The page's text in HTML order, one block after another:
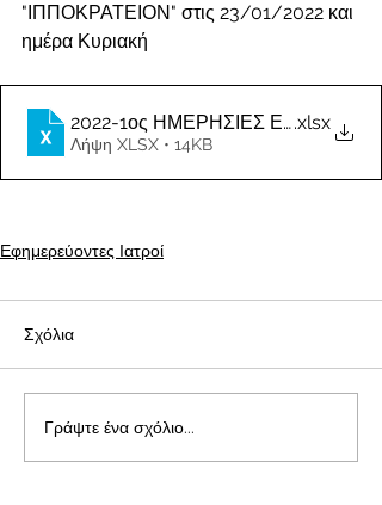
"ΙΠΠΟΚΡΑΤΕΙΟΝ" στις 23/01/2022 και
ημέρα Κυριακή
2022-1ος ΗΜΕΡΗΣΙΕΣ ΕΦΗΜΕΡΙΕΣ
.xlsx
Λήψη XLSX • 14KB
Εφημερεύοντες Ιατροί
Σχόλια
Γράψτε ένα σχόλιο...